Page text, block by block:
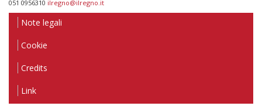
051 0956310 ilregno@ilregno.it
Note legali
Cookie
Credits
Link